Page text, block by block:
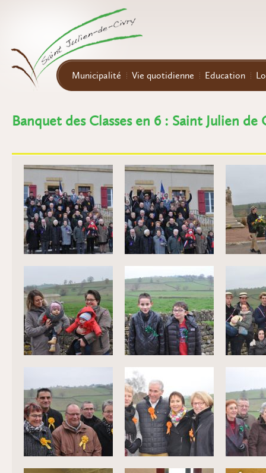
Municipalité Vie quotidienne Education
Banquet des Classes en 6 : Saint Julien de